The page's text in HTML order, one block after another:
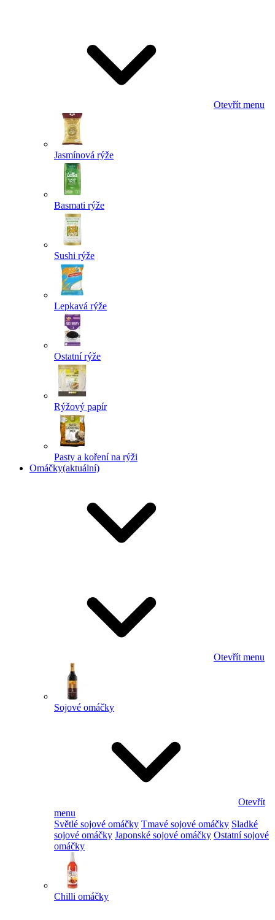
Otevřít menu
Jasmínová rýže
Basmati rýže
Sushi rýže
Lepkavá rýže
Ostatní rýže
Rýžový papír
Pasty a koření na rýži
Omáčky(aktuální)
Otevřít menu
Sojové omáčky
Otevřít
menu
Světlé sojové omáčky Tmavé sojové omáčky Sladké
sojové omáčky Japonské sojové omáčky Ostatní sojové
omáčky
Chilli omáčky